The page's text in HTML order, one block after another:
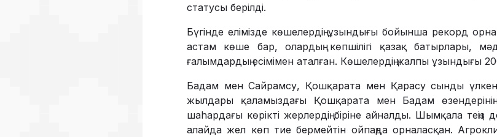
статусы берілді.
Бүгінде елімізде көшелердің ұзындығы бойынша рекорд
астам көше бар, олардың көпшілігі қазақ батырлары,
ғалымдардың есімімен аталған. Көшелердің жалпы ұзындығы
Бадам мен Сайрамсу, Қошқарата мен Қарасу сынды
жылдары қаламыздағы Қошқарата мен Бадам
шаhардағы көрікті жерлердің біріне айналды. Шымқала теңіз
алайда жел көп тие бермейтін ойпаңда орналасқан.